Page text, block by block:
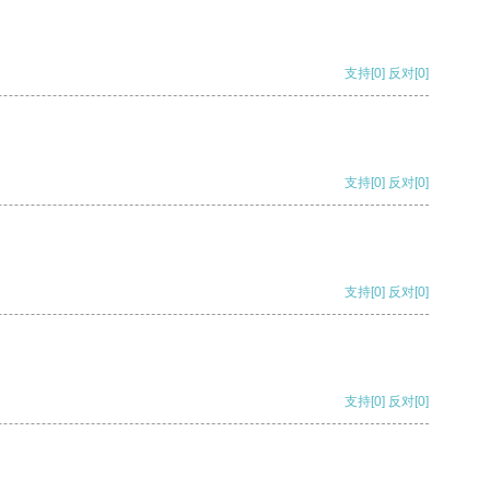
支持[0] 反对[0]
支持[0] 反对[0]
支持[0] 反对[0]
支持[0] 反对[0]